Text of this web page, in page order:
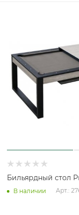
Бильярдный стол
В наличии Арт.: